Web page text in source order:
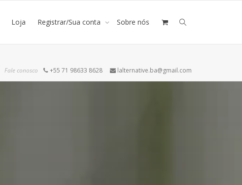
Loja Registrar/Sua conta Sobre nós
Fale conosco +55 71 98633 8628 lalternative.ba@gmail.com